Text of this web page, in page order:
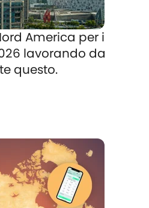
America per i
lavorando da
questo.